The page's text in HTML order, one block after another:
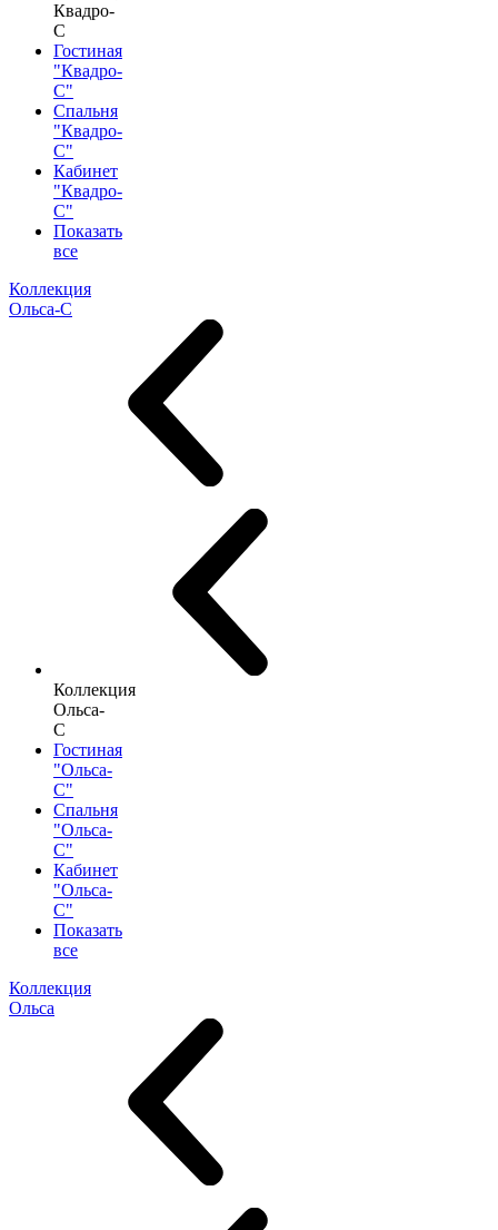
Квадро-
С
Гостиная
"Квадро-
С"
Спальня
"Квадро-
С"
Кабинет
"Квадро-
С"
Показать
все
Коллекция
Ольса-С
Коллекция
Ольса-
С
Гостиная
"Ольса-
С"
Спальня
"Ольса-
С"
Кабинет
"Ольса-
С"
Показать
все
Коллекция
Ольса